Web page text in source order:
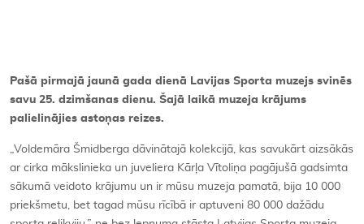
Pašā pirmajā jaunā gada dienā Lavijas Sporta muzejs svinēs
savu 25. dzimšanas dienu. Šajā laikā muzeja krājums
palielinājies astoņas reizes.
„Voldemāra Šmidberga dāvinātajā kolekcijā, kas savukārt aizsākās
ar cirka mākslinieka un juveliera Kārļa Vītoliņa pagājušā gadsimta
sākumā veidoto krājumu un ir mūsu muzeja pamatā, bija 10 000
priekšmetu, bet tagad mūsu rīcībā ir aptuveni 80 000 dažādu